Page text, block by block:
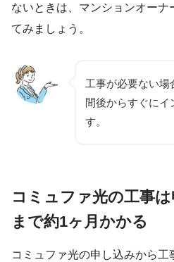
ないときは、マンションオー
てみましょう。
工事が必要ない場
間後からすぐにイ
す。
コミュファ光の工事
まで約1ヶ月かかる
コミュファ光の申し込みから